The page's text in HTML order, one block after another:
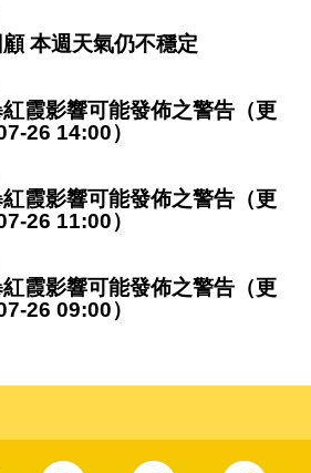
顧 本週天氣仍不穩定
霞影響可能發佈之警告（更
26 14:00）
霞影響可能發佈之警告（更
26 11:00）
霞影響可能發佈之警告（更
26 09:00）